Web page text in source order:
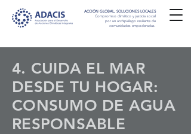
ACCIÓN GLOBAL, SOLUCIONES LOCALES
Compromiso climático y justicia social
por un archipiélago resiliente de
comunidades empoderadas.
4. CUIDA EL MAR
DESDE TU HOGAR:
CONSUMO DE AGUA
RESPONSABLE